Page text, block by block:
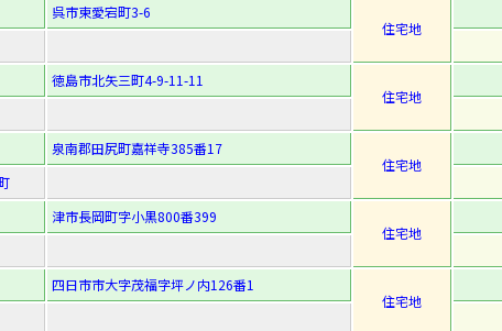
呉市東愛宕町3-6
住宅地
徳島市北矢三町4-9-11-11
住宅地
泉南郡田尻町嘉祥寺385番17
住宅地
津市長岡町字小黒800番399
住宅地
四日市市大字茂福字坪ノ内126番1
住宅地